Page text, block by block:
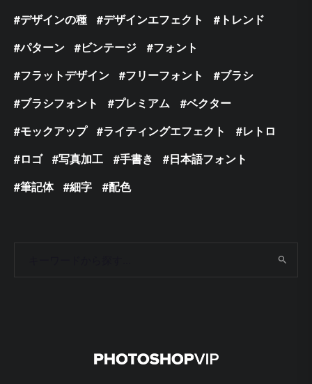
デザインの種
デザインエフェクト
トレンド
パターン
ビンテージ
フォント
フラットデザイン
フリーフォント
ブラシ
ブラシフォント
プレミアム
ベクター
モックアップ
ライティングエフェクト
レトロ
ロゴ
写真加工 手書き
日本語フォント
筆記体
細字 配色